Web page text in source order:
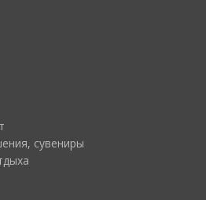
сувениры